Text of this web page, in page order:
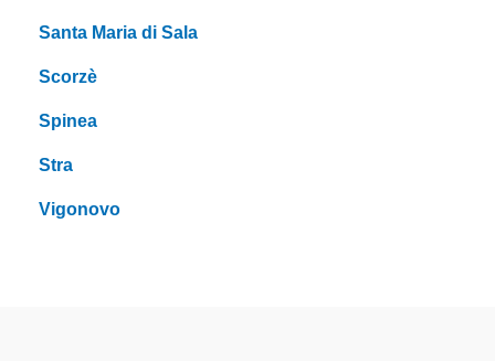
Santa Maria di Sala
Scorzè
Spinea
Stra
Vigonovo